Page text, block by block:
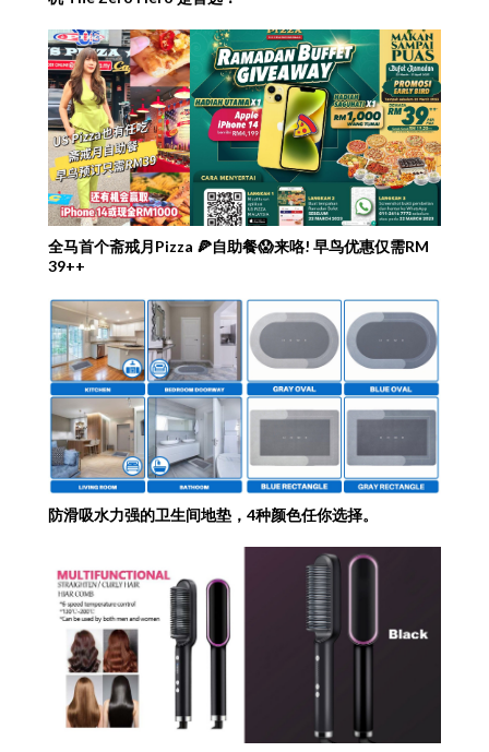
全马首个斋戒月Pizza 🍕自助餐😱来咯! 早鸟优惠仅需RM
39++
防滑吸水力强的卫生间地垫，4种颜色任你选择。